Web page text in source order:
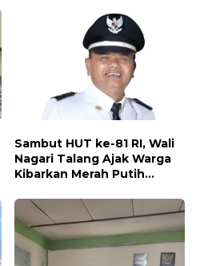
Sambut HUT ke-81 RI, Wali
Nagari Talang Ajak Warga
Kibarkan Merah Putih
Tanah Air